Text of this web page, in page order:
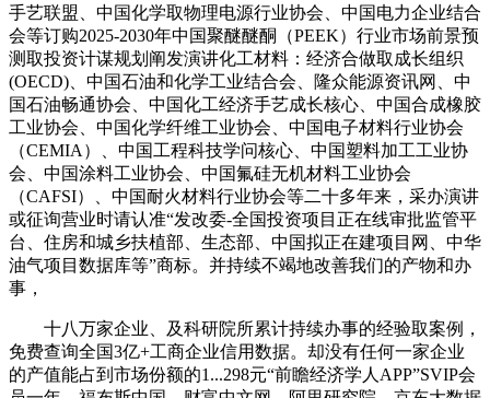
手艺联盟、中国化学取物理电源行业协会、中国电力企业结合
会等订购2025-2030年中国聚醚醚酮（PEEK）行业市场前景预
测取投资计谋规划阐发演讲化工材料：经济合做取成长组织
(OECD)、中国石油和化学工业结合会、隆众能源资讯网、中
国石油畅通协会、中国化工经济手艺成长核心、中国合成橡胶
工业协会、中国化学纤维工业协会、中国电子材料行业协会
（CEMIA）、中国工程科技学问核心、中国塑料加工工业协
会、中国涂料工业协会、中国氟硅无机材料工业协会
（CAFSI）、中国耐火材料行业协会等二十多年来，采办演讲
或征询营业时请认准“发改委-全国投资项目正在线审批监管平
台、住房和城乡扶植部、生态部、中国拟正在建项目网、中华
油气项目数据库等”商标。并持续不竭地改善我们的产物和办
事，
十八万家企业、及科研院所累计持续办事的经验取案例，
免费查询全国3亿+工商企业信用数据。却没有任何一家企业
的产值能占到市场份额的1...298元“前瞻经济学人APP”SVIP会